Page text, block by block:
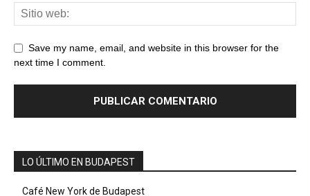
Save my name, email, and website in this browser for the
next time I comment.
LO ÚLTIMO EN BUDAPEST
Café New York de Budapest